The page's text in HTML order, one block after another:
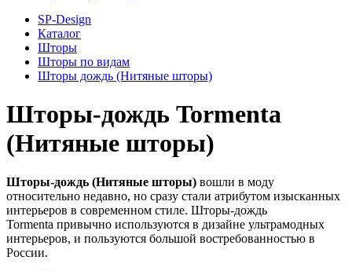
SP-Design
Каталог
Шторы
Шторы по видам
Шторы дождь (Нитяные шторы)
Шторы-дождь Tormenta
(Нитяные шторы)
Шторы-дождь (Нитяные шторы) вошли в моду
относительно недавно, но сразу стали атрибутом изысканных
интерьеров в современном стиле. Шторы-дождь
Tormenta привычно используются в дизайне ультрамодных
интерьеров, и пользуются большой востребованностью в
России.